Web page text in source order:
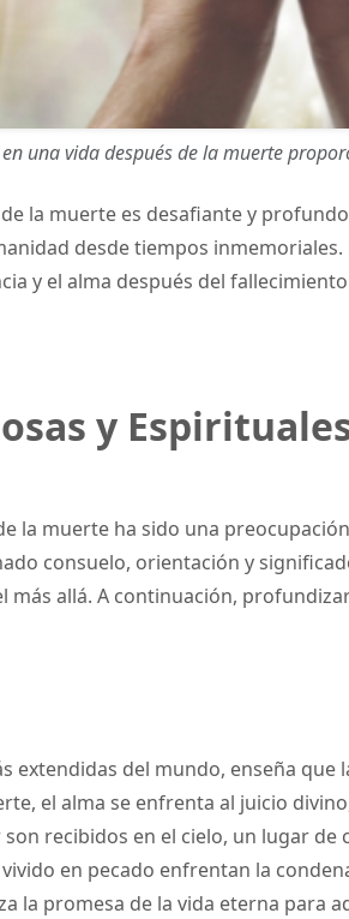
una vida después de la muerte
la muerte es desafiante y
desde tiempos
y el alma después del
y
la muerte ha sido una
consuelo, orientación y
más allá. A continuación,
extendidas del mundo, enseña
el alma se enfrenta al juicio
recibidos en el cielo, un lugar
en pecado enfrentan la
la promesa de la vida eterna para